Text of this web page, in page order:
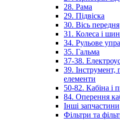
28. Рама
29. Підвіска
30. Вісь передня
31. Колеса і
34. Рульове
35. Гальма
37-38.
39. Інструмент,
елементи
50-82. Кабіна і
84. Оперення
Інші запчастини
Фільтри та